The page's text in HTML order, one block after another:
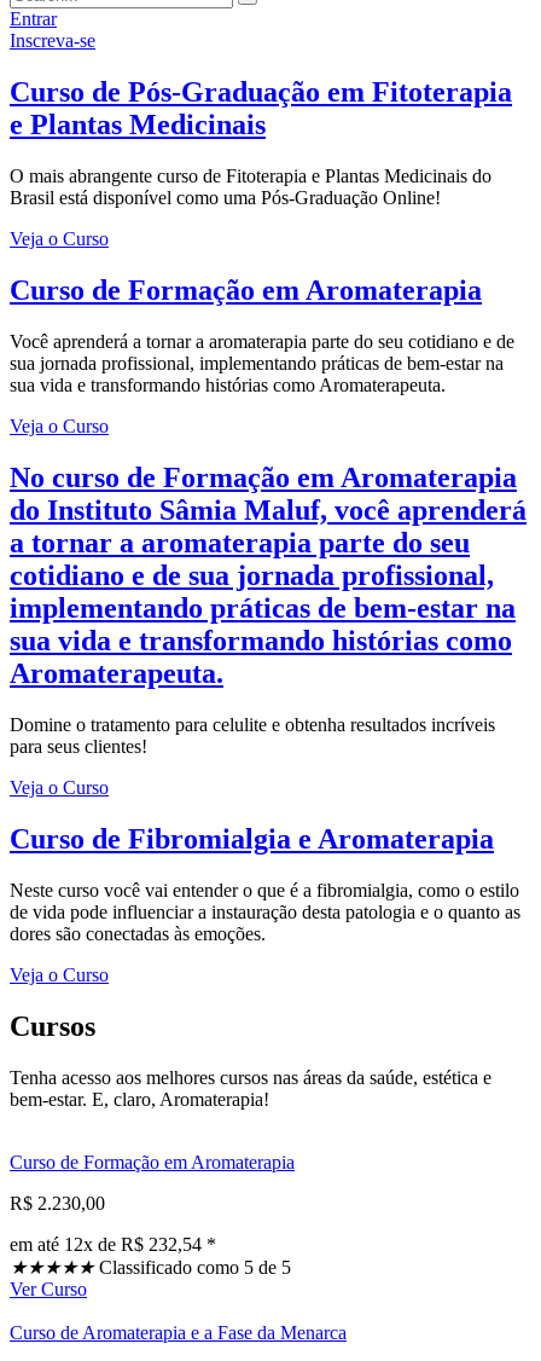
Entrar
Inscreva-se
Curso de Pós-Graduação em Fitoterapia
e Plantas Medicinais
O mais abrangente curso de Fitoterapia e Plantas Medicinais do
Brasil está disponível como uma Pós-Graduação Online!
Veja o Curso
Curso de Formação em Aromaterapia
Você aprenderá a tornar a aromaterapia parte do seu cotidiano e de
sua jornada profissional, implementando práticas de bem-estar na
sua vida e transformando histórias como Aromaterapeuta.
Veja o Curso
No curso de Formação em Aromaterapia
do Instituto Sâmia Maluf, você aprenderá
a tornar a aromaterapia parte do seu
cotidiano e de sua jornada profissional,
implementando práticas de bem-estar na
sua vida e transformando histórias como
Aromaterapeuta.
Domine o tratamento para celulite e obtenha resultados incríveis
para seus clientes!
Veja o Curso
Curso de Fibromialgia e Aromaterapia
Neste curso você vai entender o que é a fibromialgia, como o estilo
de vida pode influenciar a instauração desta patologia e o quanto as
dores são conectadas às emoções.
Veja o Curso
Cursos
Tenha acesso aos melhores cursos nas áreas da saúde, estética e
bem-estar. E, claro, Aromaterapia!
Curso de Formação em Aromaterapia
R$ 2.230,00
em até 12x de R$ 232,54 *
★★★★★ Classificado como 5 de 5
Ver Curso
Curso de Aromaterapia e a Fase da Menarca